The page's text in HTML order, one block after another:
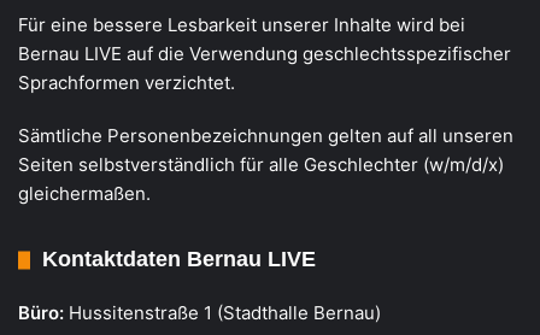
Für eine bessere Lesbarkeit unserer Inhalte wird bei
Bernau LIVE auf die Verwendung geschlechtsspezifischer
Sprachformen verzichtet.
Sämtliche Personenbezeichnungen gelten auf all unseren
Seiten selbstverständlich für alle Geschlechter (w/m/d/x)
gleichermaßen.
Kontaktdaten Bernau LIVE
Büro: Hussitenstraße 1 (Stadthalle Bernau)